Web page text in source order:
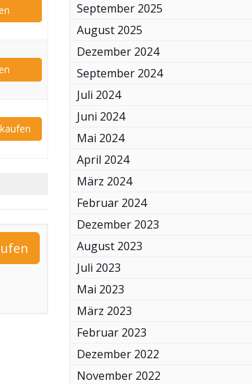
September 2025
August 2025
Dezember 2024
September 2024
Juli 2024
Juni 2024
Mai 2024
April 2024
März 2024
Februar 2024
Dezember 2023
August 2023
Juli 2023
Mai 2023
März 2023
Februar 2023
Dezember 2022
November 2022